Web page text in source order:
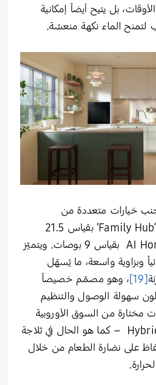
بل يتيح أيضاً إمكانية
لتمنح الماء نكهة منعشة.
جنب خيارات متعددة من
الشاشات، تشمل شاشة ‘Family Hub’ بقياس 21.5
بقياس 9 بوصات. ويتميّز
وبزاوية واسعة، ما يُسهّل
[19]
، وهو مصمّم خصيصاً
سهولة الوصول والتنظيم
مختارة من السوق الأوروبية
مزوّدة بتقنية Hybrid Cooling – كما هو الحال في ثلاجة
على نضارة الطعام من خلال